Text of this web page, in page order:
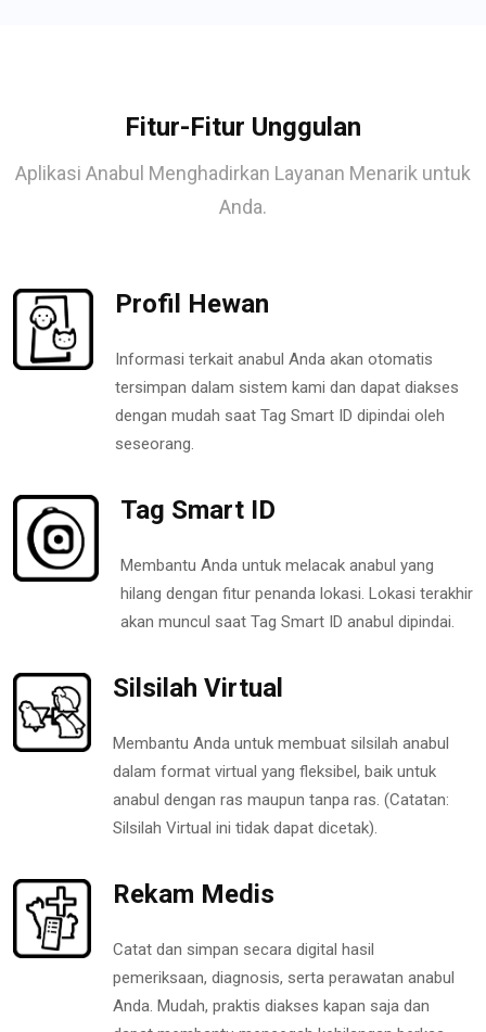
Fitur-Fitur Unggulan
Aplikasi Anabul Menghadirkan Layanan Menarik untuk
Anda.
Profil Hewan
Informasi terkait anabul Anda akan otomatis
tersimpan dalam sistem kami dan dapat diakses
dengan mudah saat Tag Smart ID dipindai oleh
seseorang.
Tag Smart ID
Membantu Anda untuk melacak anabul yang
hilang dengan fitur penanda lokasi. Lokasi terakhir
akan muncul saat Tag Smart ID anabul dipindai.
Silsilah Virtual
Membantu Anda untuk membuat silsilah anabul
dalam format virtual yang fleksibel, baik untuk
anabul dengan ras maupun tanpa ras. (Catatan:
Silsilah Virtual ini tidak dapat dicetak).
Rekam Medis
Catat dan simpan secara digital hasil
pemeriksaan, diagnosis, serta perawatan anabul
Anda. Mudah, praktis diakses kapan saja dan